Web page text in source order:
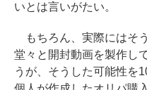
いとは言いがたい。
もちろん、実際にはそ
堂々と開封動画を製作し
うが、そうした可能性を